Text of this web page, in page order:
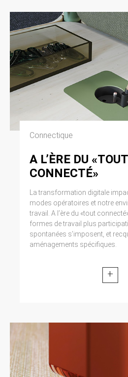
Connectique
A L’ÈRE DU «TOUT
CONNECTÉ»
La transformation digitale
modes opératoires et notre
travail. A l’ère du «tout
formes de travail plus
spontanées s’imposent, et
aménagements spécifiques.
+